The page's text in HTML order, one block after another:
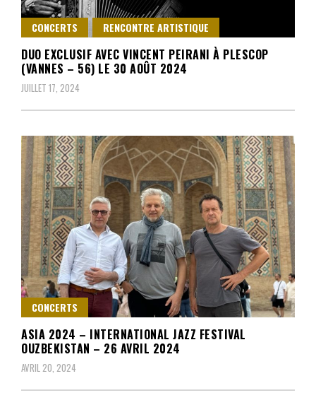
CONCERTS RENCONTRE ARTISTIQUE
DUO EXCLUSIF AVEC VINCENT PEIRANI À PLESCOP
(VANNES – 56) LE 30 AOÛT 2024
JUILLET 17, 2024
CONCERTS
ASIA 2024 – INTERNATIONAL JAZZ FESTIVAL
OUZBEKISTAN – 26 AVRIL 2024
AVRIL 20, 2024